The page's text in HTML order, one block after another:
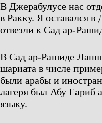
В Джерабулусе нас
в Ракку. Я оставался
отвезли к Сад ар-
В Сад ар-Рашиде
шариата в числе
были арабы и
лагеря был Абу Гариб
языку.